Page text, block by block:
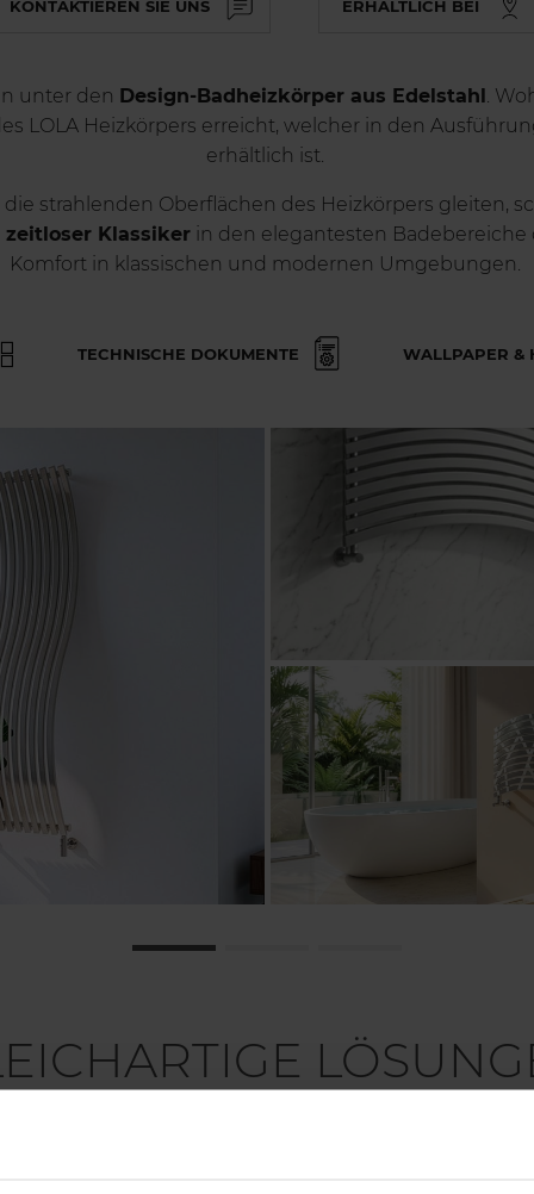
KONTAKTIEREN SIE UNS ERHÄLTLICH BEI
unter den Design-Badheizkörper aus Edelstahl.
LOLA Heizkörpers erreicht, welcher in den
erhältlich ist.
strahlenden Oberflächen des Heizkörpers gleiten,
zeitloser Klassiker in den elegantesten
Komfort in klassischen und modernen Umgebungen.
TECHNISCHE DOKUMENTE WALLPAPER &